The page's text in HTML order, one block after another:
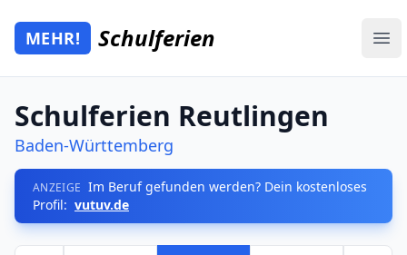
Zum Hauptinhalt springen
Mehr Schulferien
MEHR! Schulferien
Schulferien Reutlingen
Baden-Württemberg
ANZEIGE Im Beruf gefunden werden? Dein kostenloses
Profil: vutuv.de